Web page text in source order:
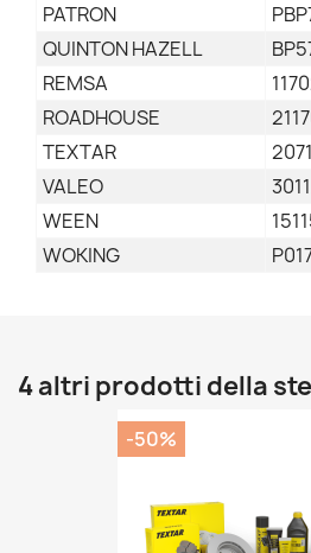
PATRON
QUINTON HAZELL
REMSA
ROADHOUSE
TEXTAR
VALEO
WEEN
WOKING
4 altri prodotti della
-50%